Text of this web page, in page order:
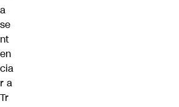
a
se
nt
en
cia
r a
Tr